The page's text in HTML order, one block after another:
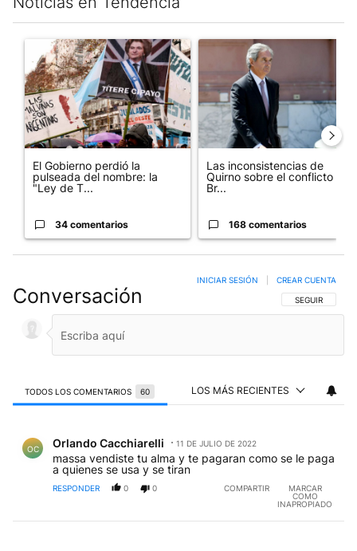
Este listado muestra los artículos con más comentarios en los
Un artículo de tendencia con el título "El Gobierno perdió la
El Gobierno perdió la
pulseada del nombre: la
"Ley de T...
34 comentarios
Un artículo de tendencia con
Las inconsistencias de
Quirno sobre el conflicto con
Br...
168 comentarios
Conversación SIGA ESTA
SEGUIR
INICIAR SESIÓN CREAR CUENTA
TODOS LOS COMENTARIOS 60 LOS MÁS RECIENTES
OC Orlando Cacchiarelli 11 DE JULIO DE 2022
massa vendiste tu alma y te pagaran como se le paga
a quienes se usa y se tiran
RESPONDER 0 0 COMPARTIR
MARCAR
COMO
INAPROPIADO